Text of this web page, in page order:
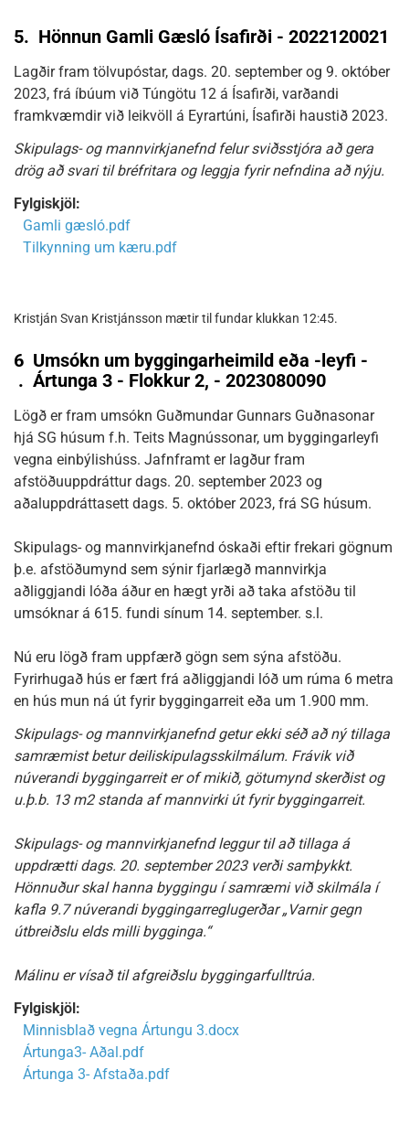
5. Hönnun Gamli Gæsló Ísafirði - 2022120021
Lagðir fram tölvupóstar, dags. 20. september og 9. október
2023, frá íbúum við Túngötu 12 á Ísafirði, varðandi
framkvæmdir við leikvöll á Eyrartúni, Ísafirði haustið 2023.
Skipulags- og mannvirkjanefnd felur sviðsstjóra að gera
drög að svari til bréfritara og leggja fyrir nefndina að nýju.
Fylgiskjöl:
Gamli gæsló.pdf
Tilkynning um kæru.pdf
Kristján Svan Kristjánsson mætir til fundar klukkan 12:45.
6
.
Umsókn um byggingarheimild eða -leyfi -
Ártunga 3 - Flokkur 2, - 2023080090
Lögð er fram umsókn Guðmundar Gunnars Guðnasonar
hjá SG húsum f.h. Teits Magnússonar, um byggingarleyfi
vegna einbýlishúss. Jafnframt er lagður fram
afstöðuuppdráttur dags. 20. september 2023 og
aðaluppdráttasett dags. 5. október 2023, frá SG húsum.
Skipulags- og mannvirkjanefnd óskaði eftir frekari gögnum
þ.e. afstöðumynd sem sýnir fjarlægð mannvirkja
aðliggjandi lóða áður en hægt yrði að taka afstöðu til
umsóknar á 615. fundi sínum 14. september. s.l.
Nú eru lögð fram uppfærð gögn sem sýna afstöðu.
Fyrirhugað hús er fært frá aðliggjandi lóð um rúma 6 metra
en hús mun ná út fyrir byggingarreit eða um 1.900 mm.
Skipulags- og mannvirkjanefnd getur ekki séð að ný tillaga
samræmist betur deiliskipulagsskilmálum. Frávik við
núverandi byggingarreit er of mikið, götumynd skerðist og
u.þ.b. 13 m2 standa af mannvirki út fyrir byggingarreit.
Skipulags- og mannvirkjanefnd leggur til að tillaga á
uppdrætti dags. 20. september 2023 verði samþykkt.
Hönnuður skal hanna byggingu í samræmi við skilmála í
kafla 9.7 núverandi byggingarreglugerðar „Varnir gegn
útbreiðslu elds milli bygginga.“
Málinu er vísað til afgreiðslu byggingarfulltrúa.
Fylgiskjöl:
Minnisblað vegna Ártungu 3.docx
Ártunga3- Aðal.pdf
Ártunga 3- Afstaða.pdf